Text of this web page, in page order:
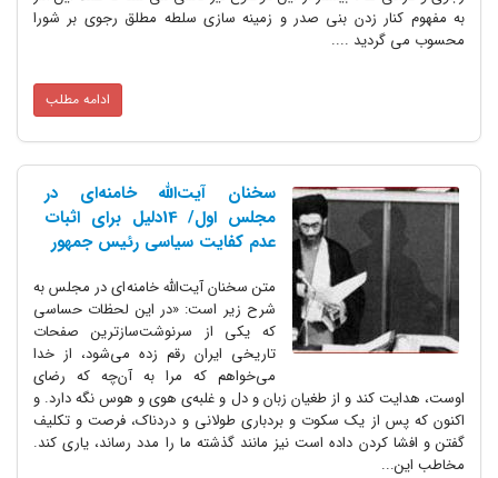
به مفهوم کنار زدن بنی صدر و زمینه سازی سلطه مطلق رجوی بر شورا
محسوب می گردید ....
ادامه مطلب
سخنان آیت‌الله خامنه‌ای در
مجلس اول/ 14دلیل برای اثبات
عدم کفایت سیاسی رئیس جمهور
متن سخنان آیت‌الله خامنه‌ای در مجلس به
شرح زیر است: «در این لحظات حساسی
که یکی از سرنوشت‌سازترین صفحات
تاریخی ایران رقم زده می‌شود، از خدا
می‌خواهم که مرا به آن‌چه که رضای
اوست، هدایت کند و از طغیان زبان و دل و غلبه‌ی هوی و هوس نگه دارد. و
اکنون که پس از یک سکوت و بردباری طولانی و دردناک، فرصت و تکلیف
گفتن و افشا کردن داده است نیز مانند گذشته ما را مدد رساند، یاری کند.
مخاطب این...